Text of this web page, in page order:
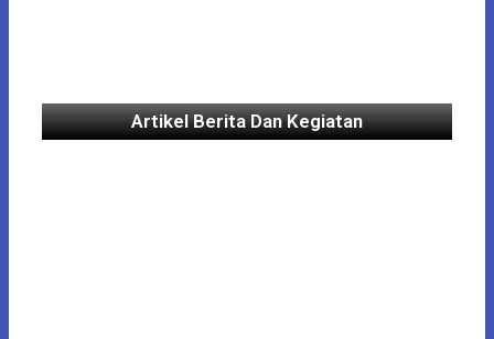
Artikel Berita Dan Kegiatan